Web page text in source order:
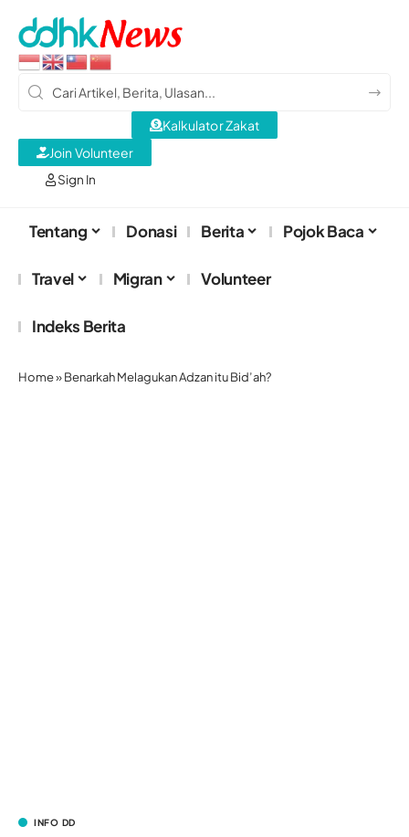
Sign In
Kalkulator Zakat
Join Volunteer
Tentang Donasi Berita Pojok Baca
Travel Migran Volunteer
Indeks Berita
Home»Benarkah Melagukan Adzan itu Bid’ah?
INFO DD